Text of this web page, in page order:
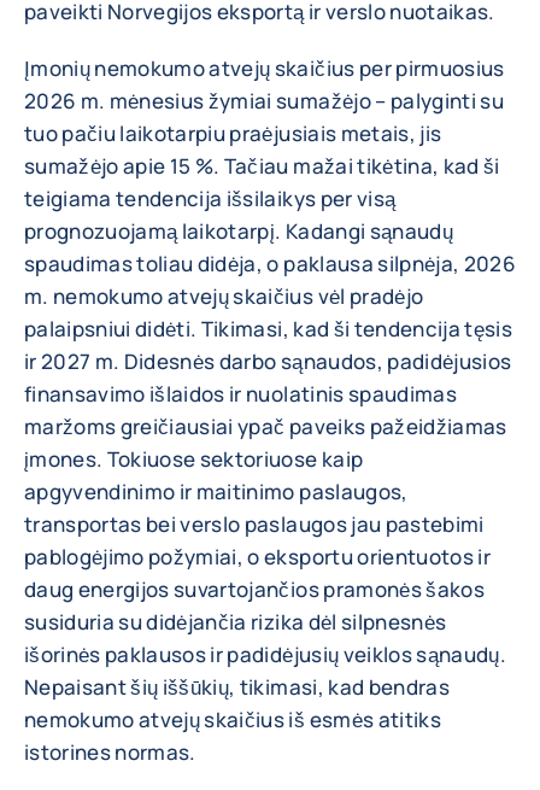
paveikti Norvegijos eksportą ir verslo nuotaikas.
Įmonių nemokumo atvejų skaičius per pirmuosius
2026 m. mėnesius žymiai sumažėjo – palyginti su
tuo pačiu laikotarpiu praėjusiais metais, jis
sumažėjo apie 15 %. Tačiau mažai tikėtina, kad ši
teigiama tendencija išsilaikys per visą
prognozuojamą laikotarpį. Kadangi sąnaudų
spaudimas toliau didėja, o paklausa silpnėja, 2026
m. nemokumo atvejų skaičius vėl pradėjo
palaipsniui didėti. Tikimasi, kad ši tendencija tęsis
ir 2027 m. Didesnės darbo sąnaudos, padidėjusios
finansavimo išlaidos ir nuolatinis spaudimas
maržoms greičiausiai ypač paveiks pažeidžiamas
įmones. Tokiuose sektoriuose kaip
apgyvendinimo ir maitinimo paslaugos,
transportas bei verslo paslaugos jau pastebimi
pablogėjimo požymiai, o eksportu orientuotos ir
daug energijos suvartojančios pramonės šakos
susiduria su didėjančia rizika dėl silpnesnės
išorinės paklausos ir padidėjusių veiklos sąnaudų.
Nepaisant šių iššūkių, tikimasi, kad bendras
nemokumo atvejų skaičius iš esmės atitiks
istorines normas.